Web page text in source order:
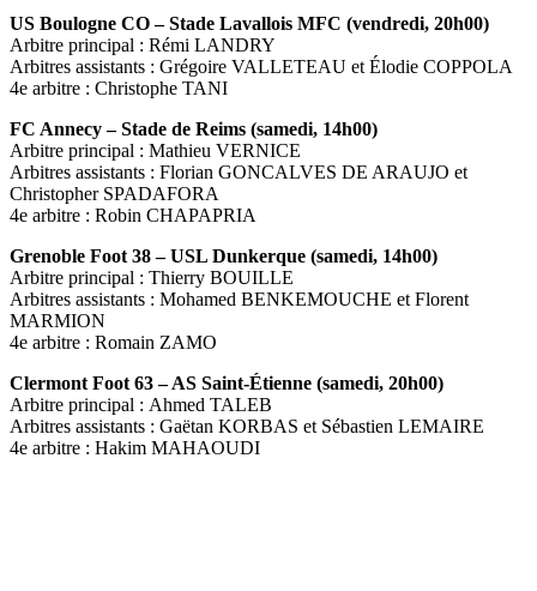
US Boulogne CO – Stade Lavallois MFC (vendredi, 20h00)
Arbitre principal : Rémi LANDRY
Arbitres assistants : Grégoire VALLETEAU et Élodie COPPOLA
4e arbitre : Christophe TANI
FC Annecy – Stade de Reims (samedi, 14h00)
Arbitre principal : Mathieu VERNICE
Arbitres assistants : Florian GONCALVES DE ARAUJO et
Christopher SPADAFORA
4e arbitre : Robin CHAPAPRIA
Grenoble Foot 38 – USL Dunkerque (samedi, 14h00)
Arbitre principal : Thierry BOUILLE
Arbitres assistants : Mohamed BENKEMOUCHE et Florent
MARMION
4e arbitre : Romain ZAMO
Clermont Foot 63 – AS Saint-Étienne (samedi, 20h00)
Arbitre principal : Ahmed TALEB
Arbitres assistants : Gaëtan KORBAS et Sébastien LEMAIRE
4e arbitre : Hakim MAHAOUDI